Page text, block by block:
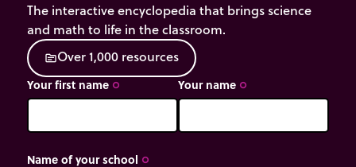
The interactive encyclopedia that brings science
and math to life in the classroom.
sourceOver1,000 resources
Your first name trip_origin Your name trip_origin
Name of your school trip_origin